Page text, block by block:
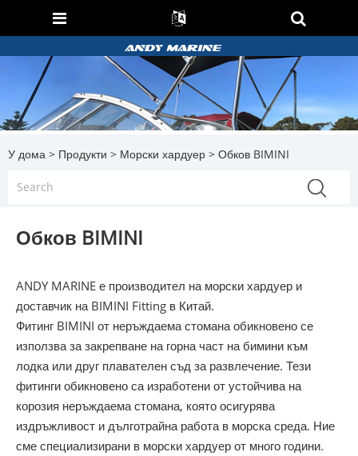
У дома > Продукти > Морски хардуер > Обков BIMINI
Обков BIMINI
ANDY MARINE е производител на морски хардуер и
доставчик на BIMINI Fitting в Китай.
Фитинг BIMINI от неръждаема стомана обикновено се
използва за закрепване на горна част на бимини към
лодка или друг плавателен съд за развлечение. Тези
фитинги обикновено са изработени от устойчива на
корозия неръждаема стомана, която осигурява
издръжливост и дълготрайна работа в морска среда. Ние
сме специализирани в морски хардуер от много години.